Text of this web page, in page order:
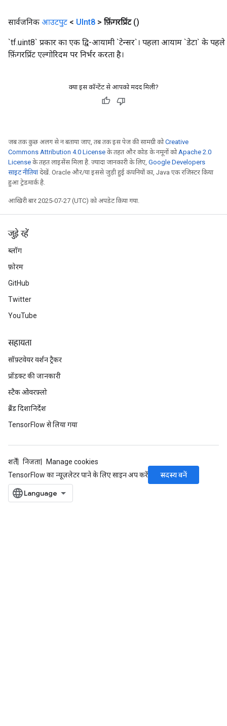
सार्वजनिक आउटपुट < UInt8 > फ़िंगरप्रिंट ()
`tf.uint8` प्रकार का एक द्वि-आयामी `टेन्सर`। पहला आयाम `डेटा` के
फ़िंगरप्रिंट एल्गोरिदम पर निर्भर करता है।
क्या इस कॉन्टेंट से आपको मदद मिली?
जब तक कुछ अलग से न बताया जाए, तब तक इस पेज की सामग्री कोCreative
Commons Attribution 4.0 License के तहत और कोड के नमूनों कोApache 2.0
License के तहत लाइसेंस मिला है. ज़्यादा जानकारी के लिए, Google Developers
साइट नीतियांदेखें. Oracle और/या इससे जुड़ी हुई कंपनियों का, Java एक रजिस्टर किया
हुआ ट्रेडमार्क है.
आखिरी बार 2025-07-27 (UTC) को अपडेट किया गया.
जुड़े रहें
ब्लॉग
फ़ोरम
GitHub
Twitter
YouTube
सहायता
सॉफ़्टवेयर वर्शन ट्रैकर
प्रॉडक्ट की जानकारी
स्टैक ओवरफ़्लो
ब्रैंड दिशानिर्देश
TensorFlow से लिया गया
शर्तें निजता
Manage cookies
TensorFlow का न्यूज़लेटर पाने के लिए साइन अप करें
सदस्य बनें